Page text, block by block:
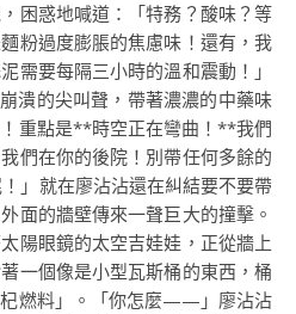
困惑地喊道：「特務？酸味？等
粉過度膨脹的焦慮味！還有，我
需要每隔三小時的溫和震動！」
潰的尖叫聲，帶著濃濃的中藥味
重點是**時空正在彎曲！**我們
們在你的後院！別帶任何多餘的
」就在廖沾沾還在糾結要不要帶
面的牆壁傳來一聲巨大的撞擊。
陽眼鏡的太空吉娃娃，正從牆上
一個像是小型瓦斯桶的東西，桶
杞燃料」。「你怎麼——」廖沾沾